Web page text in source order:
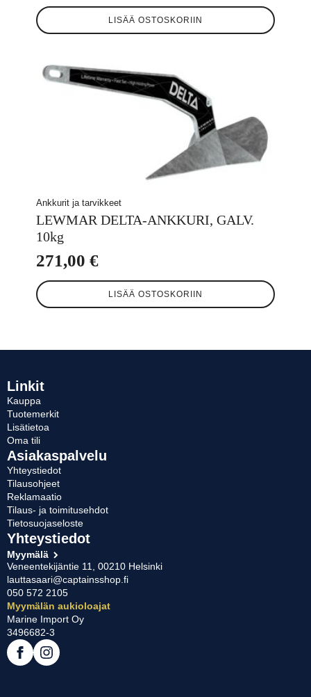
LISÄÄ OSTOSKORIIN
Ankkurit ja tarvikkeet
LEWMAR DELTA-ANKKURI, GALV.
10kg
271,00 €
LISÄÄ OSTOSKORIIN
Linkit
Kauppa
Tuotemerkit
Lisätietoa
Oma tili
Asiakaspalvelu
Yhteystiedot
Tilausohjeet
Reklamaatio
Tilaus- ja toimitusehdot
Tietosuojaseloste
Yhteystiedot
Myymälä
Veneentekijäntie 11, 00210 Helsinki
lauttasaari@captainsshop.fi
050 572 2105
Myymälän aukioloajat
Marine Import Oy
3496682-3